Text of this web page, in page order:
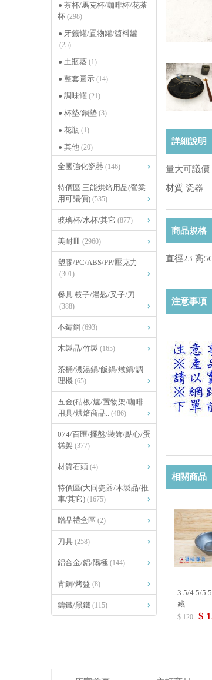
茶杯/馬克杯/咖啡杯/花茶
杯 (298)
牙籤罐/置物罐/醬料罐
(25)
土瓶蒸 (1)
整套圖示 (14)
調味罐 (21)
杯墊/鍋墊 (3)
花瓶 (1)
其他 (20)
全國強化瓷器 (146)
特價區 三能烘焙用品(營業
用可議價) (535)
玻璃杯/水杯/其它 (877)
美耐皿 (2960)
塑膠/PC/ABS/PP/壓克力
(301)
餐具 筷子/湯匙/叉子/刀
(388)
不鏽鋼 (693)
木製品/竹製 (165)
茶桶/濃湯鍋/飯鍋/燉鍋/調
理機 (65)
五金(砧板/爐/置物架/咖啡
用具/烘焙商品.. (486)
074/百匯/擺盤/裝飾/點心/蛋
糕架 (377)
材質石頭 (4)
特價區(大同瓷器/木製品/推
車/其它) (1675)
贈品禮盒區 (2)
刀具 (258)
鋁合金/鋁/陽極 (144)
青銅/烤盤 (8)
鑄鐵/黑鐵 (115)
詳細說明
量大可議價
材質 瓷器
商品規格
直徑23 高
注意事項
相關商品
3.5/4.5/
藏...
$ 120 $